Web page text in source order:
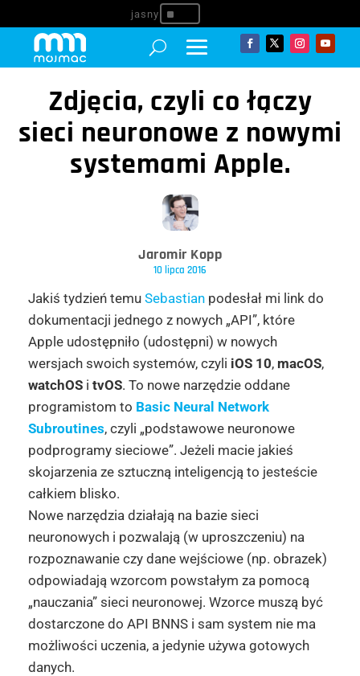
^
Zdjęcia, czyli co łączy
sieci neuronowe z nowymi
systemami Apple.
Jaromir Kopp
10 lipca 2016
Jakiś tydzień temu Sebastianpodesłał mi link do
dokumentacji jednego z nowych „API”, które
Apple udostępniło (udostępni) w nowych
wersjach swoich systemów, czyli iOS 10, macOS,
watchOSi tvOS. To nowe narzędzie oddane
programistom to Basic Neural Network
Subroutines, czyli „podstawowe neuronowe
podprogramy sieciowe”. Jeżeli macie jakieś
skojarzenia ze sztuczną inteligencją to jesteście
całkiem blisko.
Nowe narzędzia działają na bazie sieci
neuronowych i pozwalają (w uproszczeniu) na
rozpoznawanie czy dane wejściowe (np. obrazek)
odpowiadają wzorcom powstałym za pomocą
„nauczania” sieci neuronowej. Wzorce muszą być
dostarczone do API BNNS i sam system nie ma
możliwości uczenia, a jedynie używa gotowych
danych.